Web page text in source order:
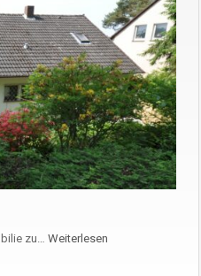
zu… Weiterlesen